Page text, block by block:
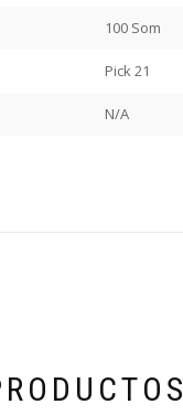
100 Som
Pick 21
N/A